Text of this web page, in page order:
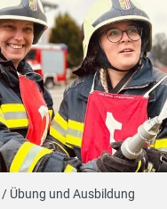
Übung und Ausbildung